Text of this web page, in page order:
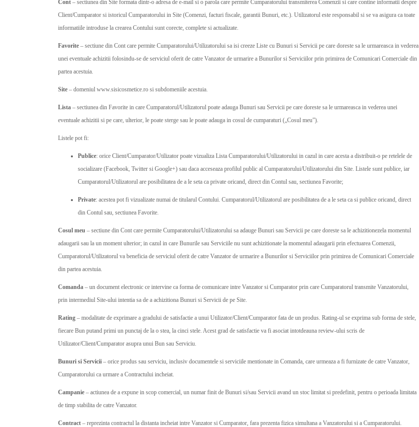
Cont – sectiunea din Site formata dintr-o adresa de e-mail si o parola care permite Cumparatorului transmiterea Comenzii si care contine informatii despre
Client/Cumparator si istoricul Cumparatorului in Site (Comenzi, facturi fiscale, garantii Bunuri, etc.). Utilizatorul este responsabil si se va asigura ca toate
informatiile introduse la crearea Contului sunt corecte, complete si actualizate.
Favorite – sectiune din Cont care permite Cumparatorului/Utilizatorului sa isi creeze Liste cu Bunuri si Servicii pe care doreste sa le urmareasca in vederea
unei eventuale achizitii folosindu-se de serviciul oferit de catre Vanzator de urmarire a Bunurilor si Serviciilor prin primirea de Comunicari Comerciale din
partea acestuia.
Site – domeniul www.sisicosmetice.ro si subdomeniile acestuia.
Lista – sectiunea din Favorite in care Cumparatorul/Utilizatorul poate adauga Bunuri sau Servicii pe care doreste sa le urmareasca in vederea unei
eventuale achizitii si pe care, ulterior, le poate sterge sau le poate adauga in cosul de cumparaturi („Cosul meu”).
Listele pot fi:
Publice: orice Client/Cumparator/Utilizator poate vizualiza Lista Cumparatorului/Utilizatorului in cazul in care acesta a distribuit-o pe retelele de
socializare (Facebook, Twitter si Google+) sau daca acceseaza profilul public al Cumparatorului/Utilizatorului din Site. Listele sunt publice, iar
Cumparatorul/Utilizatorul are posibilitatea de a le seta ca private oricand, direct din Contul sau, sectiunea Favorite;
Private: acestea pot fi vizualizate numai de titularul Contului. Cumparatorul/Utilizatorul are posibilitatea de a le seta ca si publice oricand, direct
din Contul sau, sectiunea Favorite.
Cosul meu – sectiune din Cont care permite Cumparatorului/Utilizatorului sa adauge Bunuri sau Servicii pe care doreste sa le achizitionezela momentul
adaugarii sau la un moment ulterior; in cazul in care Bunurile sau Serviciile nu sunt achizitionate la momentul adaugarii prin efectuarea Comenzii,
Cumparatorul/Utilizatorul va beneficia de serviciul oferit de catre Vanzator de urmarire a Bunurilor si Serviciilor prin primirea de Comunicari Comerciale
din partea acestuia.
Comanda – un document electronic ce intervine ca forma de comunicare intre Vanzator si Cumparator prin care Cumparatorul transmite Vanzatorului,
prin intermediul Site-ului intentia sa de a achizitiona Bunuri si Servicii de pe Site.
Rating – modalitate de exprimare a gradului de satisfactie a unui Utilizator/Client/Cumparator fata de un produs. Rating-ul se exprima sub forma de stele,
fiecare Bun putand primi un punctaj de la o stea, la cinci stele. Acest grad de satisfactie va fi asociat intotdeauna review-ului scris de
Utilizator/Client/Cumparator asupra unui Bun sau Serviciu.
Bunuri si Servicii – orice produs sau serviciu, inclusiv documentele si serviciile mentionate in Comanda, care urmeaza a fi furnizate de catre Vanzator,
Cumparatorului ca urmare a Contractului incheiat.
Campanie – actiunea de a expune in scop comercial, un numar finit de Bunuri si/sau Servicii avand un stoc limitat si predefinit, pentru o perioada limitata
de timp stabilita de catre Vanzator.
Contract – reprezinta contractul la distanta incheiat intre Vanzator si Cumparator, fara prezenta fizica simultana a Vanzatorului si a Cumparatorului.